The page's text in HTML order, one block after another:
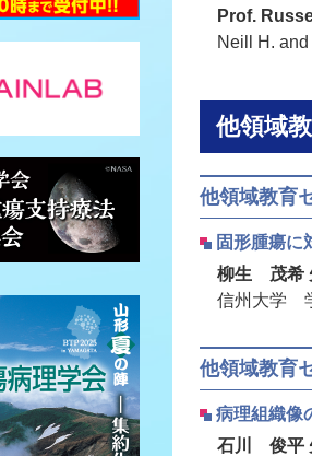
Prof.
Neill H.
他領域
他領域教育
固形腫瘍に
柳生 茂希
信州大学
他領域教育
病理組織像
石川 俊平